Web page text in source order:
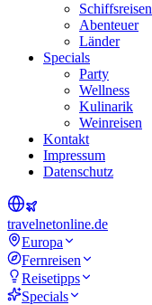
Schiffsreisen
Abenteuer
Länder
Specials
Party
Wellness
Kulinarik
Weinreisen
Kontakt
Impressum
Datenschutz
travelnetonline.de
Europa
Fernreisen
Reisetipps
Specials